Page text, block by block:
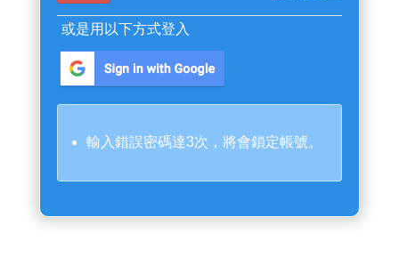
或是用以下方式登入
輸入錯誤密碼達3次，將會鎖定帳號。